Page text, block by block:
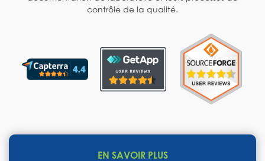
contrôle de la qualité.
EN SAVOIR PLUS